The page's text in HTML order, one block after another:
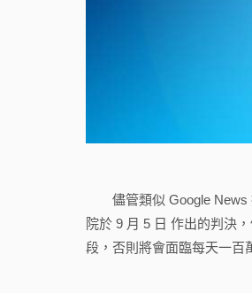
儘管類似 Google
院於 9 月 5 日 作出的判決
段，否則將會面臨每天一百